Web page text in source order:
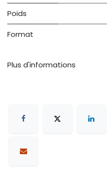
Poids
Format
Plus d'informations